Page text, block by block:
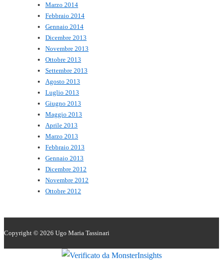
Marzo 2014
Febbraio 2014
Gennaio 2014
Dicembre 2013
Novembre 2013
Ottobre 2013
Settembre 2013
Agosto 2013
Luglio 2013
Giugno 2013
Maggio 2013
Aprile 2013
Marzo 2013
Febbraio 2013
Gennaio 2013
Dicembre 2012
Novembre 2012
Ottobre 2012
Copyright © 2026 Ugo Maria Tassinari